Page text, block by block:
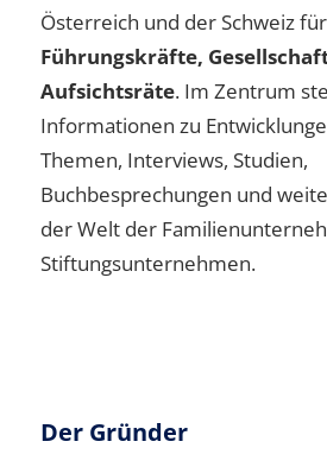
Österreich und der Schweiz für
Führungskräfte,
Aufsichtsräte. Im Zentrum
Informationen zu
Themen, Interviews, Studien,
Buchbesprechungen und
der Welt der
Stiftungsunternehmen.
Der Gründer